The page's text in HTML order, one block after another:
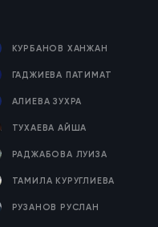
КУРБАНОВ ХАНЖАН
ГАДЖИЕВА ПАТИМАТ
АЛИЕВА ЗУХРА
ТУХАЕВА АЙША
РАДЖАБОВА ЛУИЗА
ТАМИЛА КУРУГЛИЕВА
РУЗАНОВ РУСЛАН